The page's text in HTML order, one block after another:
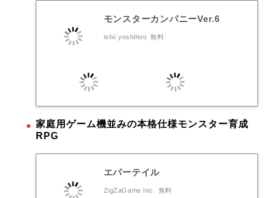
モンスターカンパニーVer.6
ishii yoshihiro 無料
家庭用ゲーム機並みの本格仕様モンスター育成
RPG
エバーテイル
ZigZaGame Inc. 無料